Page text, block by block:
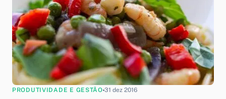
PRODUTIVIDADE E GESTÃO 31 dez 2016